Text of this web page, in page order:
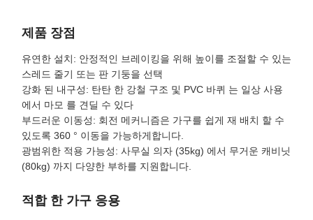
제품 장점
유연한 설치: 안정적인 브레이킹을 위해 높이를 조절할 수 있는
스레드 줄기 또는 판 기둥을 선택
강화 된 내구성: 탄탄 한 강철 구조 및 PVC 바퀴 는 일상 사용
에서 마모 를 견딜 수 있다
부드러운 이동성: 회전 메커니즘은 가구를 쉽게 재 배치 할 수
있도록 360 ° 이동을 가능하게합니다.
광범위한 적용 가능성: 사무실 의자 (35kg) 에서 무거운 캐비닛
(80kg) 까지 다양한 부하를 지원합니다.
적합 한 가구 응용